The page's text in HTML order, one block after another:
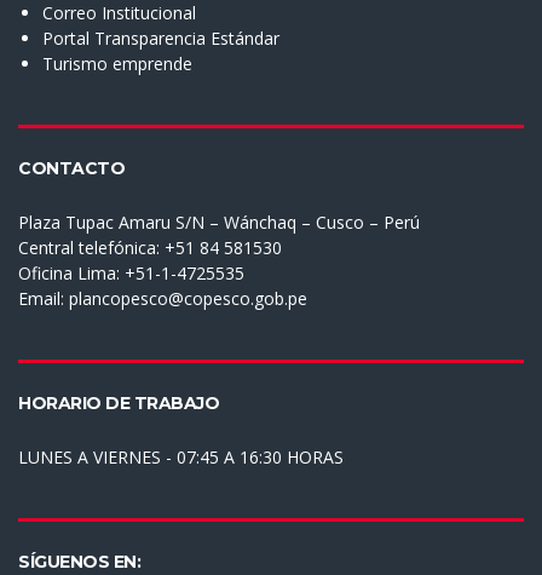
Correo Institucional
Portal Transparencia Estándar
Turismo emprende
CONTACTO
Plaza Tupac Amaru S/N – Wánchaq – Cusco – Perú
Central telefónica: +51 84 581530
Oficina Lima: +51-1-4725535
Email: plancopesco@copesco.gob.pe
HORARIO DE TRABAJO
LUNES A VIERNES - 07:45 A 16:30 HORAS
SÍGUENOS EN: